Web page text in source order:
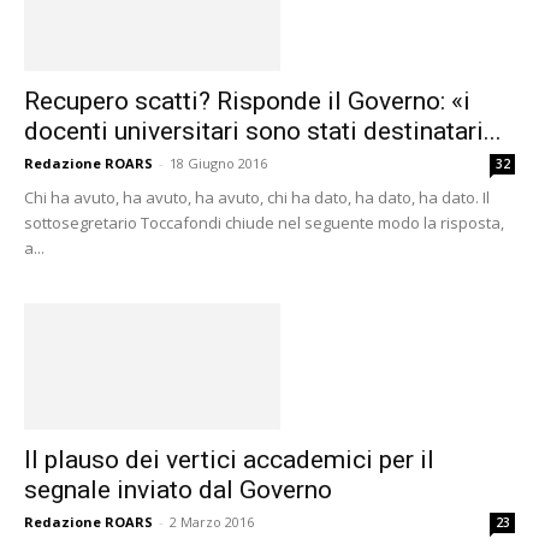
Recupero scatti? Risponde il Governo: «i
docenti universitari sono stati destinatari...
Redazione ROARS - 18 Giugno 2016 32
Chi ha avuto, ha avuto, ha avuto, chi ha dato, ha dato, ha dato. Il
sottosegretario Toccafondi chiude nel seguente modo la risposta,
a...
Il plauso dei vertici accademici per il
segnale inviato dal Governo
Redazione ROARS - 2 Marzo 2016 23